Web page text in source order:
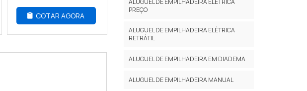
COTAR AGORA
ALUGUEL DE EMPILHADEIRA ELÉTRICA
PREÇO
ALUGUEL DE EMPILHADEIRA ELÉTRICA
RETRÁTIL
ALUGUEL DE EMPILHADEIRA EM DIADEMA
ALUGUEL DE EMPILHADEIRA MANUAL